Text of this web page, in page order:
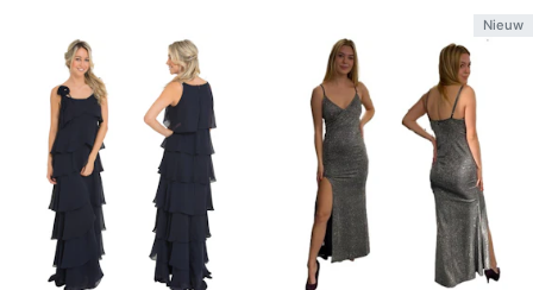
Nieuw